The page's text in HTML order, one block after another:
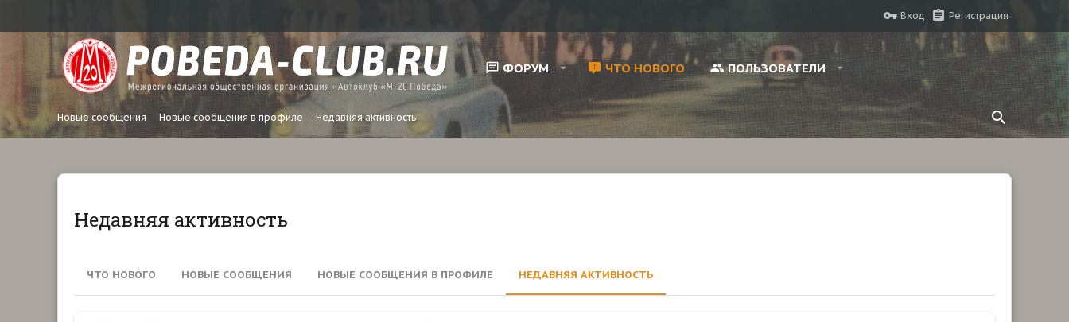
Вход Регистрация
ФОРУМ ЧТО НОВОГО ПОЛЬЗОВАТЕЛИ
Новые сообщения Новые сообщения в профиле Недавняя активность
Недавняя активность
ЧТО НОВОГО НОВЫЕ СООБЩЕНИЯ НОВЫЕ СООБЩЕНИЯ В ПРОФИЛЕ НЕДАВНЯЯ АКТИВНОСТЬ